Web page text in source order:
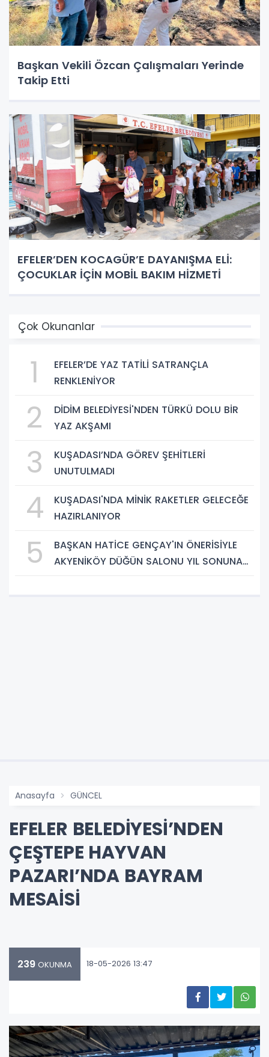
Başkan Vekili Özcan Çalışmaları Yerinde
Takip Etti
EFELER’DEN KOCAGÜR’E DAYANIŞMA ELİ:
ÇOCUKLAR İÇİN MOBİL BAKIM HİZMETİ
Çok Okunanlar
1
EFELER’DE YAZ TATİLİ SATRANÇLA
RENKLENİYOR
2
DİDİM BELEDİYESİ'NDEN TÜRKÜ DOLU BİR
YAZ AKŞAMI
3
KUŞADASI’NDA GÖREV ŞEHİTLERİ
UNUTULMADI
4
KUŞADASI'NDA MİNİK RAKETLER GELECEĞE
HAZIRLANIYOR
5
BAŞKAN HATİCE GENÇAY'IN ÖNERİSİYLE
AKYENİKÖY DÜĞÜN SALONU YIL SONUNA
Anasayfa GÜNCEL
EFELER BELEDİYESİ’NDEN
ÇEŞTEPE HAYVAN
PAZARI’NDA BAYRAM
MESAİSİ
239 OKUNMA 18-05-2026 13:47